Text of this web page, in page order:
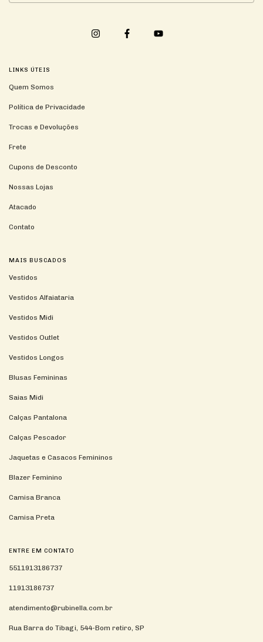
LINKS ÚTEIS
Quem Somos
Política de Privacidade
Trocas e Devoluções
Frete
Cupons de Desconto
Nossas Lojas
Atacado
Contato
MAIS BUSCADOS
Vestidos
Vestidos Alfaiataria
Vestidos Midi
Vestidos Outlet
Vestidos Longos
Blusas Femininas
Saias Midi
Calças Pantalona
Calças Pescador
Jaquetas e Casacos Femininos
Blazer Feminino
Camisa Branca
Camisa Preta
ENTRE EM CONTATO
5511913186737
11913186737
atendimento@rubinella.com.br
Rua Barra do Tibagi, 544-Bom retiro, SP